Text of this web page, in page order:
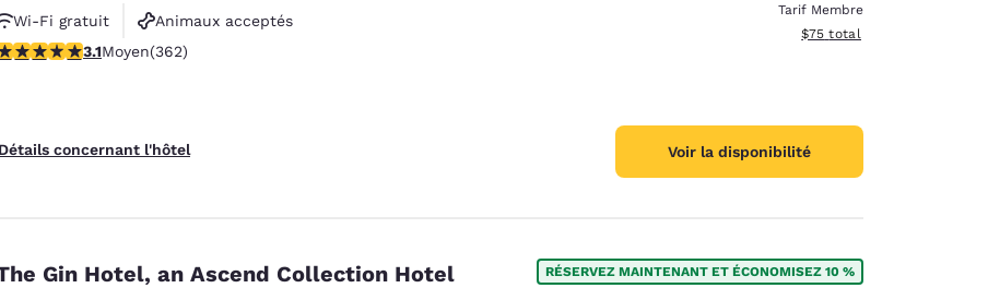
Wi-Fi gratuit
Animaux acceptés
étoiles. Moyen. 362 commentaires
3.1Moyen(362)
Détails concernant l'hôtel
Tarif Membre
Afficher les détails du total
$75 total
Voir la disponibilité
Gin Hotel, an Ascend Collection Hotel RÉSERVEZ MAINTENANT ET ÉCONOMISEZ 10 %